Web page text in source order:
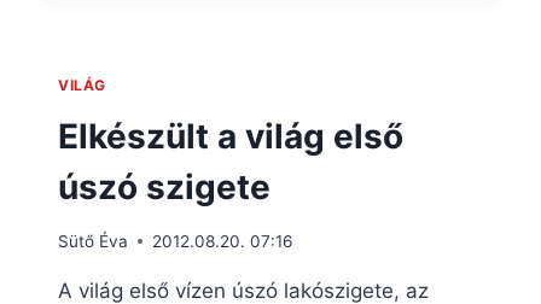
VILÁG
Elkészült a világ első
úszó szigete
Sütő Éva 2012.08.20. 07:16
A világ első vízen úszó lakószigete, az